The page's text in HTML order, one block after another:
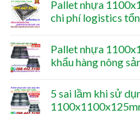
Pallet nhựa
chi phí logistics
Pallet nhựa
khẩu hàng nông
5 sai lầm khi sử